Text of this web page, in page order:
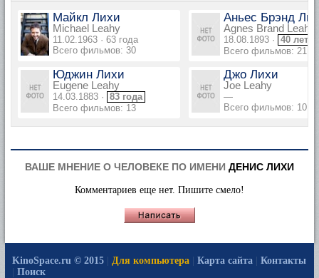
Майкл Лихи
Michael Leahy
11.02.1963 · 63 года
Всего фильмов: 30
Аньес Брэнд
Agnes Brand Leahy
18.08.1893 · 40 лет
Всего фильмов: 21
Юджин Лихи
Eugene Leahy
14.03.1883 · 83 года
Всего фильмов: 13
Джо Лихи
Joe Leahy
—
Всего фильмов: 10
ВАШЕ МНЕНИЕ О ЧЕЛОВЕКЕ ПО ИМЕНИ ДЕНИС ЛИХИ
Комментариев еще нет. Пишите смело!
KinoSpace.ru © 2015 Для компьютера Карта сайта
Контакты
Поиск